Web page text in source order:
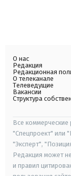
О нас
Редакция
Редакционная
О телеканале
Телеведущие
Вакансии
Структура
Все
"Спецпроект" или
"Эксперт",
Редакция может
и правил